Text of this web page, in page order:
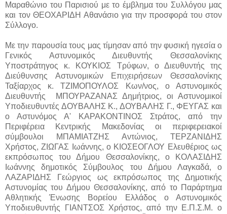
Μαραθώνιο του Παρισιού με το έμβλημα του Συλλόγου μας
και τον ΘΕΟΧΑΡΙΔΗ Αθανάσιο για την προσφορά του στον
Σύλλογο.
Με την παρουσία τους μας τίμησαν από την φυσική ηγεσία ο
Γενικός Αστυνομικός Διευθυντής Θεσσαλονίκης
Υποστράτηγος κ. ΚΟΥΚΙΟΣ Τρύφων, ο Διευθυντής της
Διεύθυνσης Αστυνομικών Επιχειρήσεων Θεσσαλονίκης
Ταξίαρχος κ. ΤΖΙΜΟΠΟΥΛΟΣ Κων/νος, ο Αστυνομικός
Διευθυντής ΜΠΟΥΡΑΖΑΝΑΣ Δημήτριος, οι Αστυνομικοί
Υποδιευθυντές ΔΟΥΒΑΛΗΣ Κ., ΔΟΥΒΑΛΗΣ Γ., ΦΕΥΓΑΣ και
ο Αστυνόμος Α' ΚΑΡΑΚΟΝΤΙΝΟΣ Στράτος, από την
Περιφέρεια Κεντρικής Μακεδονίας οι περιφερειακοί
σύμβουλοι ΜΠΑΜΙΑΤΖΗΣ Αντώνιος, ΤΕΡΖΑΝΙΔΗΣ
Χρήστος, ΖΙΩΓΑΣ Ιωάννης, ο ΚΙΟΣΕΟΓΛΟΥ Ελευθέριος ως
εκπρόσωπος του Δήμου Θεσσαλονίκης, ο ΚΟΛΑΣΙΔΗΣ
Ιωάννης δημοτικός Σύμβουλος του Δήμου Λαγκαδά, ο
ΛΑΖΑΡΙΔΗΣ Γεώργιος ως εκπρόσωπος της Δημοτικής
Αστυνομίας του Δήμου Θεσσαλονίκης, από το Παράρτημα
Αθλητικής Ένωσης Βορείου Ελλάδος ο Αστυνομικός
Υποδιευθυντής ΓΙΑΝΤΣΟΣ Χρήστος, από την Ε.Π.Σ.Μ. ο